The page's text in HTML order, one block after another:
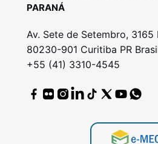
PARANÁ
Av. Sete de Setembro, 3165
80230-901 Curitiba PR
+55 (41) 3310-4545